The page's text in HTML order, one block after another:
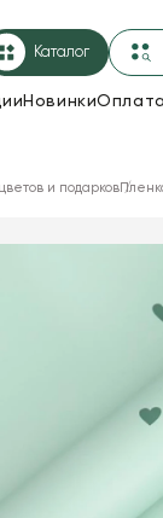
Каталог
Новинки
и подарков